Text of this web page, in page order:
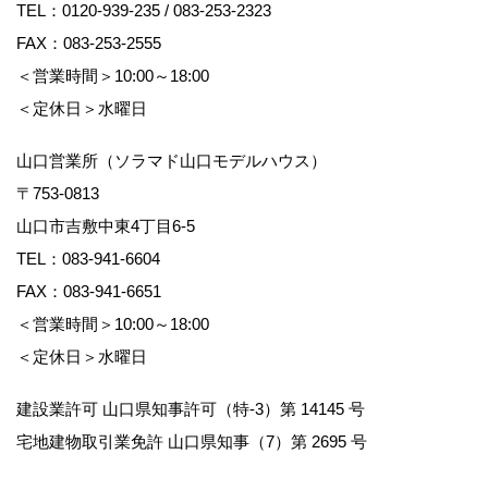
TEL： 0120-939-235 / 083-253-2323
FAX：083-253-2555
＜営業時間＞10:00～18:00
＜定休日＞水曜日
山口営業所（ソラマド山口モデルハウス）
〒753-0813
山口市吉敷中東4丁目6-5
TEL： 083-941-6604
FAX：083-941-6651
＜営業時間＞10:00～18:00
＜定休日＞水曜日
建設業許可 山口県知事許可（特-3）第 14145 号
宅地建物取引業免許 山口県知事（7）第 2695 号